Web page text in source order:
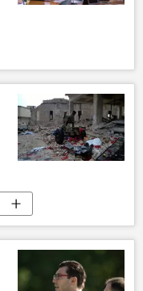
В мире